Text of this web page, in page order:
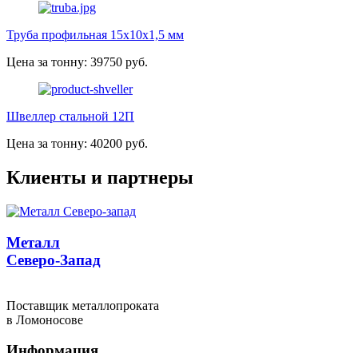
Труба профильная 15х10х1,5 мм
Цена за тонну: 39750 руб.
Швеллер стальной 12П
Цена за тонну: 40200 руб.
Клиенты и партнеры
Металл
Северо-Запад
Поставщик металлопроката
в Ломоносове